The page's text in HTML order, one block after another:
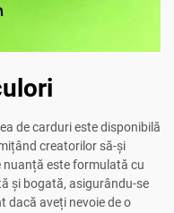
de carduri este disponibilă
creatorilor să-și
nuanță este formulată cu
și bogată, asigurându-se
dacă aveți nevoie de o